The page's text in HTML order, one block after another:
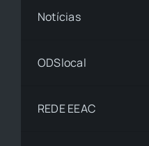
Notícias
ODSlocal
REDE EEAC